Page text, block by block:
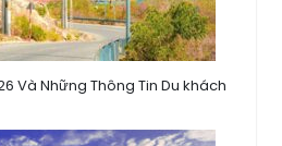
Và Những Thông Tin Du khách